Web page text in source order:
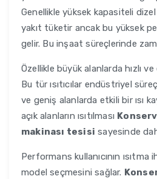
Genellikle yüksek kapasiteli dizel
yakıt tüketir ancak bu yüksek
gelir. Bu inşaat süreçlerinde
Özellikle büyük alanlarda hızlı
Bu tür ısıtıcılar endüstriyel
ve geniş alanlarda etkili bir ısı
açık alanların ısıtılması
makinası tesisi sayesinde
Performans kullanıcının
model seçmesini sağlar.